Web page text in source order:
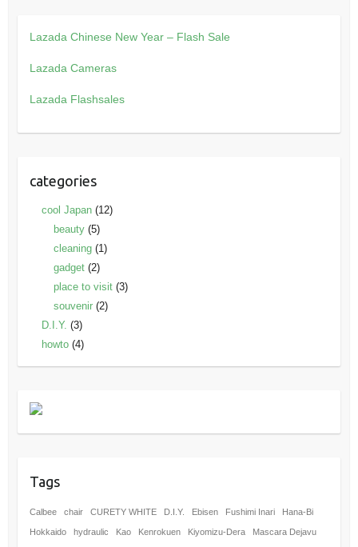
Lazada Chinese New Year – Flash Sale
Lazada Cameras
Lazada Flashsales
categories
cool Japan(12)
beauty(5)
cleaning(1)
gadget(2)
place to visit(3)
souvenir(2)
D.I.Y. (3)
howto(4)
Tags
Calbee chair CURETY WHITE D.I.Y. Ebisen Fushimi Inari Hana-Bi
Hokkaido hydraulic Kao Kenrokuen Kiyomizu-Dera Mascara Dejavu